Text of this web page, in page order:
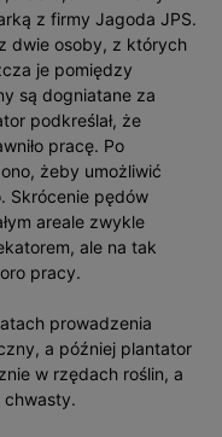
z firmy Jagoda JPS.
dwie osoby, z których
je pomiędzy
są dogniatane za
podkreślał, że
pracę. Po
żeby umożliwić
Skrócenie pędów
areale zwykle
ale na tak
pracy.
prowadzenia
a później plantator
w rzędach roślin, a
chwasty.